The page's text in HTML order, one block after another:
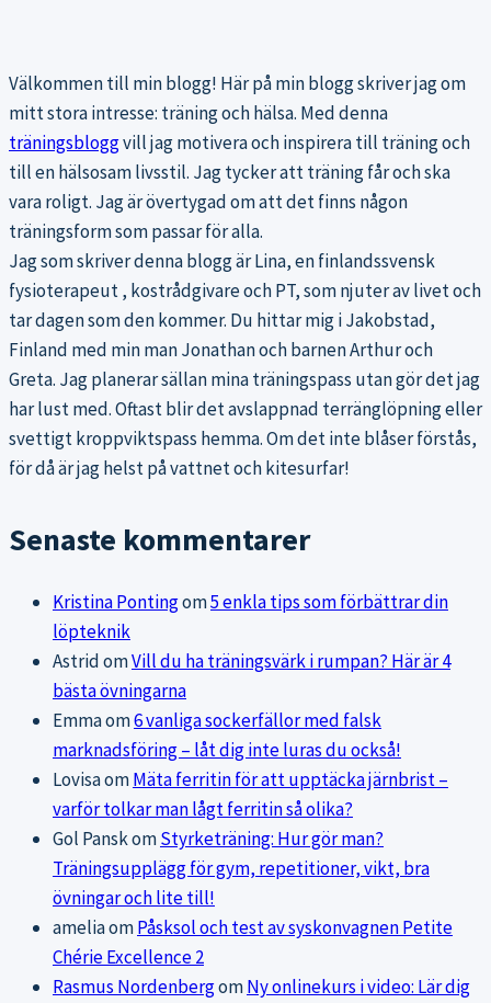
Välkommen till min blogg! Här på min blogg skriver jag om
mitt stora intresse: träning och hälsa. Med denna
träningsbloggvill jag motivera och inspirera till träning och
till en hälsosam livsstil. Jag tycker att träning får och ska
vara roligt. Jag är övertygad om att det finns någon
träningsform som passar för alla.
Jag som skriver denna blogg är Lina, en finlandssvensk
fysioterapeut , kostrådgivare och PT, som njuter av livet och
tar dagen som den kommer. Du hittar mig i Jakobstad,
Finland med min man Jonathan och barnen Arthur och
Greta. Jag planerar sällan mina träningspass utan gör det jag
har lust med. Oftast blir det avslappnad terränglöpning eller
svettigt kroppviktspass hemma. Om det inte blåser förstås,
för då är jag helst på vattnet och kitesurfar!
Senaste kommentarer
Kristina Pontingom5 enkla tips som förbättrar din
löpteknik
AstridomVill du ha träningsvärk i rumpan? Här är 4
bästa övningarna
Emmaom6 vanliga sockerfällor med falsk
marknadsföring – låt dig inte luras du också!
LovisaomMäta ferritin för att upptäcka järnbrist –
varför tolkar man lågt ferritin så olika?
Gol PanskomStyrketräning: Hur gör man?
Träningsupplägg för gym, repetitioner, vikt, bra
övningar och lite till!
ameliaomPåsksol och test av syskonvagnen Petite
Chérie Excellence 2
Rasmus NordenbergomNy onlinekurs i video: Lär dig